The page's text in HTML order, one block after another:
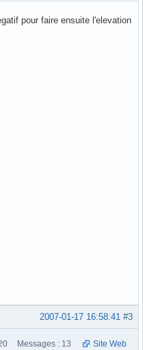
pour faire ensuite l'elevation
#3
2007-01-17 16:58:41
Messages : 13 Site Web